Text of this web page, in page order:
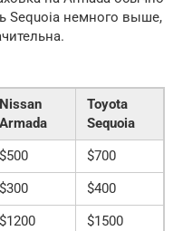
Sequoia немного выше,
Nissan
Armada
Toyota
Sequoia
$500
$700
$300
$400
$1200
$1500